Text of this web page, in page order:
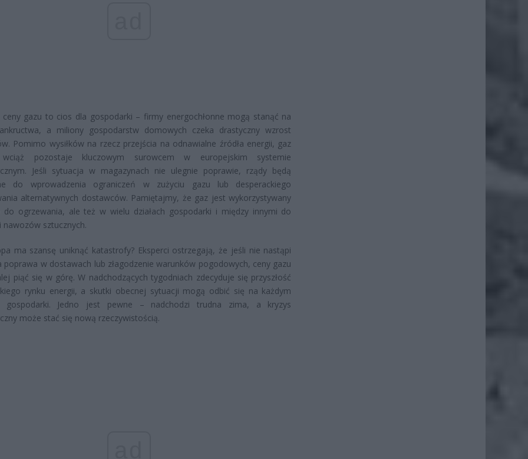
ceny gazu to cios dla gospodarki – firmy energochłonne mogą stanąć na
a miliony gospodarstw domowych czeka drastyczny wzrost
Pomimo wysiłków na rzecz przejścia na odnawialne źródła energii, gaz
pozostaje kluczowym surowcem w europejskim systemie
Jeśli sytuacja w magazynach nie ulegnie poprawie, rządy będą
do wprowadzenia ograniczeń w zużyciu gazu lub desperackiego
alternatywnych dostawców. Pamiętajmy, że gaz jest wykorzystywany
do ogrzewania, ale też w wielu działach gospodarki i między innymi do
nawozów sztucznych.
ma szansę uniknąć katastrofy? Eksperci ostrzegają, że jeśli nie nastąpi
poprawa w dostawach lub złagodzenie warunków pogodowych, ceny gazu
piąć się w górę. W nadchodzących tygodniach zdecyduje się przyszłość
rynku energii, a skutki obecnej sytuacji mogą odbić się na każdym
gospodarki. Jedno jest pewne – nadchodzi trudna zima, a kryzys
może stać się nową rzeczywistością.